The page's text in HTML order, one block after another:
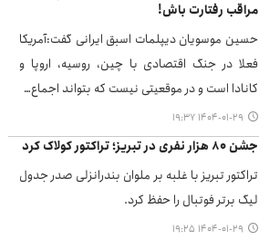
مراقب رفتارت باش!
حسین موسویان دیپلمات اسبق ایرانی گفت:آمریکا
فعلا در جنگ اقتصادی با چین، روسیه، اروپا و
کانادا است و در موقعیتی نیست که بتواند اجماع…
۱۴۰۴-۰۱-۲۹ ۱۹:۳۷
جشن ۸۰ هزار نفری در تبریز؛ تراکتور کولاک کرد
تراکتور تبریز با غلبه بر ملوان بندرانزلی صدر جدول
لیگ برتر فوتبال را حفظ کرد.
۱۴۰۴-۰۱-۲۹ ۱۹:۲۵